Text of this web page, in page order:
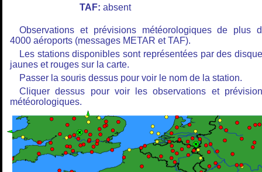
TAF: absent
Observations et prévisions météorologiques de plus
4000 aéroports (messages METAR et TAF).
Les stations disponibles sont représentées par des
jaunes et rouges sur la carte.
Passer la souris dessus pour voir le nom de la station.
Cliquer dessus pour voir les observations et
météorologiques.